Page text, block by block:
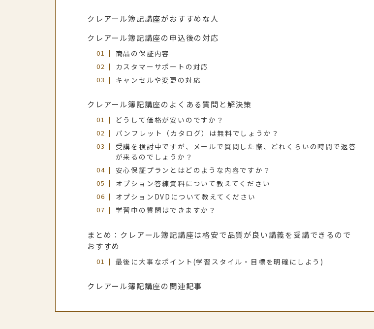
クレアール簿記講座がおすすめな人
クレアール簿記講座の申込後の対応
商品の保証内容
カスタマーサポートの対応
キャンセルや変更の対応
クレアール簿記講座のよくある質問と解決策
どうして価格が安いのですか？
パンフレット（カタログ）は無料でしょうか？
受講を検討中ですが、メールで質問した際、どれくらいの時間で返答
が来るのでしょうか？
安心保証プランとはどのような内容ですか？
オプション答練資料について教えてください
オプションDVDについて教えてください
学習中の質問はできますか？
まとめ：クレアール簿記講座は格安で品質が良い講義を受講できるので
おすすめ
最後に大事なポイント(学習スタイル・目標を明確にしよう)
クレアール簿記講座の関連記事